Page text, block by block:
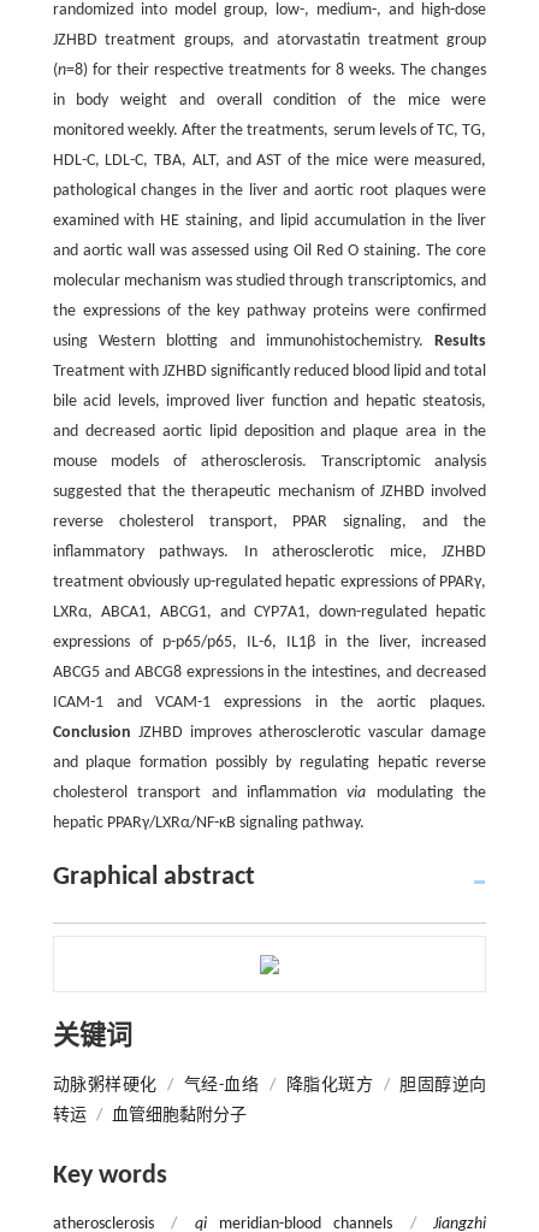
randomized into model group, low-, medium-, and high-dose
JZHBD treatment groups, and atorvastatin treatment group
(n=8) for their respective treatments for 8 weeks. The changes
in body weight and overall condition of the mice were
monitored weekly. After the treatments, serum levels of TC, TG,
HDL-C, LDL-C, TBA, ALT, and AST of the mice were measured,
pathological changes in the liver and aortic root plaques were
examined with HE staining, and lipid accumulation in the liver
and aortic wall was assessed using Oil Red O staining. The core
molecular mechanism was studied through transcriptomics, and
the expressions of the key pathway proteins were confirmed
using Western blotting and immunohistochemistry.Results
Treatment with JZHBD significantly reduced blood lipid and total
bile acid levels, improved liver function and hepatic steatosis,
and decreased aortic lipid deposition and plaque area in the
mouse models of atherosclerosis. Transcriptomic analysis
suggested that the therapeutic mechanism of JZHBD involved
reverse cholesterol transport, PPAR signaling, and the
inflammatory pathways. In atherosclerotic mice, JZHBD
treatment obviously up-regulated hepatic expressions of PPARγ,
LXRα, ABCA1, ABCG1, and CYP7A1, down-regulated hepatic
expressions of p-p65/p65, IL-6, IL1β in the liver, increased
ABCG5 and ABCG8 expressions in the intestines, and decreased
ICAM-1 and VCAM-1 expressions in the aortic plaques.
Conclusion JZHBD improves atherosclerotic vascular damage
and plaque formation possibly by regulating hepatic reverse
cholesterol transport and inflammationvia modulating the
hepatic PPARγ/LXRα/NF-κB signaling pathway.
Graphical abstract
关键词
动脉粥样硬化 / 气经-血络 / 降脂化斑方 / 胆固醇逆向
转运 / 血管细胞黏附分子
Key words
atherosclerosis / qi meridian-blood channels /
Jiangzhi